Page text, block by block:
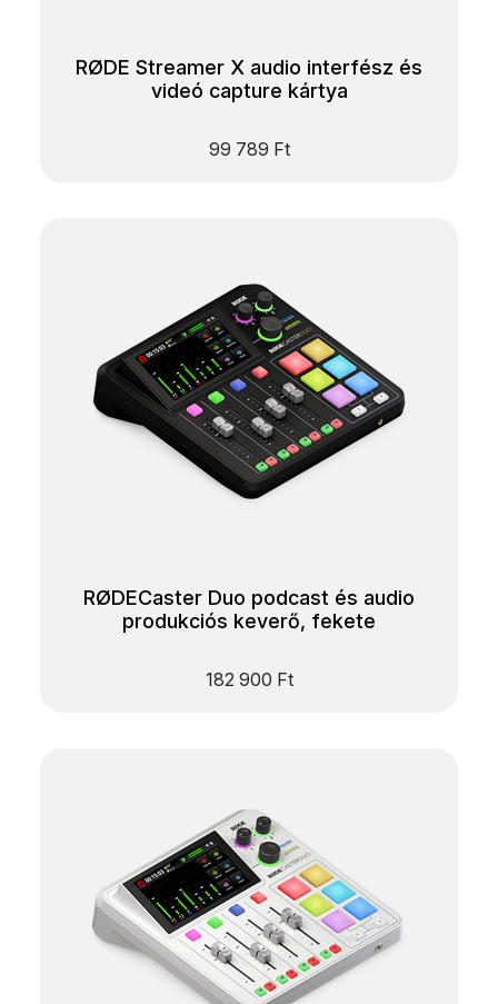
RØDE Streamer X audio interfész és
videó capture kártya
99 789 Ft
RØDECaster Duo podcast és audio
produkciós keverő, fekete
182 900 Ft